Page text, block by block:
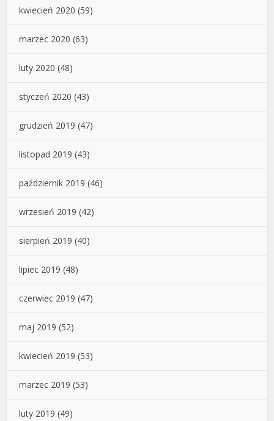
kwiecień 2020 (59)
marzec 2020 (63)
luty 2020 (48)
styczeń 2020 (43)
grudzień 2019 (47)
listopad 2019 (43)
październik 2019 (46)
wrzesień 2019 (42)
sierpień 2019 (40)
lipiec 2019 (48)
czerwiec 2019 (47)
maj 2019 (52)
kwiecień 2019 (53)
marzec 2019 (53)
luty 2019 (49)